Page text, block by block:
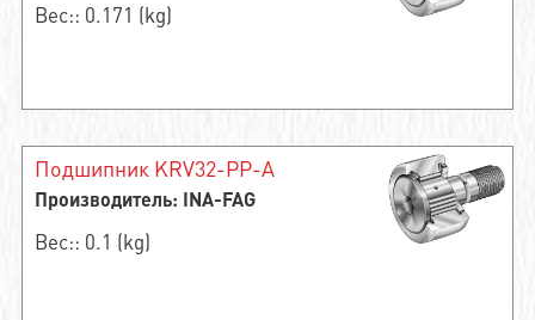
Вес:: 0.171 (kg)
Подшипник KRV32-PP-A
Производитель: INA-FAG
Вес:: 0.1 (kg)